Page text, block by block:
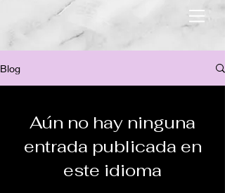
Blog
Aún no hay ninguna
entrada publicada en
este idioma